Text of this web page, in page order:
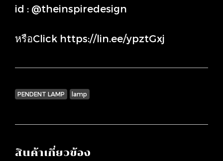
id : @theinspiredesign
หรือClick https://lin.ee/ypztGxj
PENDENT LAMP lamp
สินค้าเกี่ยวข้อง